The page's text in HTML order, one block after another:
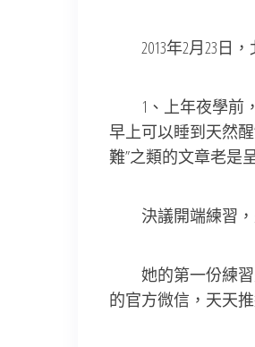
2013年2月23日，
1、上年夜學前，
早上可以睡到天然
難”之類的文章老是
決議開端練習，
她的第一份練習
的官方微信，天天